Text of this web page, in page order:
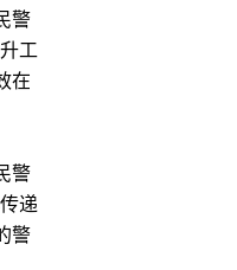
警
工
在
警
递
警